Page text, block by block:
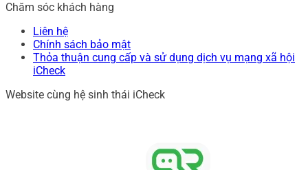
Chăm sóc khách hàng
Liên hệ
Chính sách bảo mật
Thỏa thuận cung cấp và sử dụng dịch vụ mạng xã hội
iCheck
Website cùng hệ sinh thái iCheck